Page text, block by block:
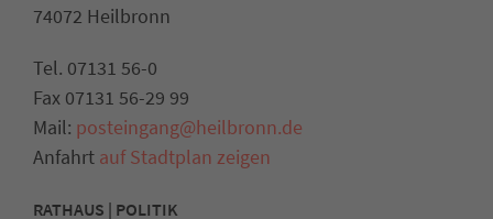
74072 Heilbronn
Tel. 07131 56-0
Fax 07131 56-29 99
Mail: posteingang@heilbronn.de
Anfahrt auf Stadtplan zeigen
RATHAUS | POLITIK